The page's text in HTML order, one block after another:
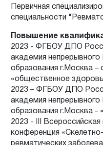
Первичная
специальности
Повышение
2023 - ФГБОУ ДПО
академия
образования г.Москва –
«общественное
2023 – ФГБОУ ДПО
академия
образования г.Москва -
2023 - III Всероссийская
конференция
ревматических